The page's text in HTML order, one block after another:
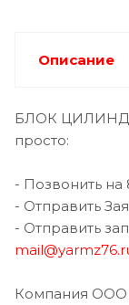
Описание
БЛОК
просто:
- Позвонить
- Отправить
- Отправить
Компания ООО